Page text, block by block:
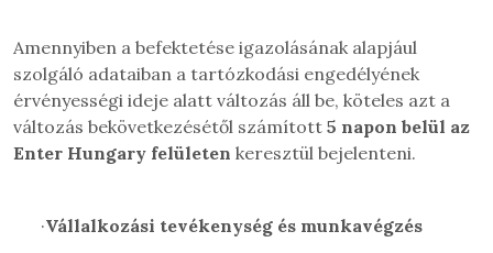
Amennyiben a befektetése igazolásának alapjául
szolgáló adataiban a tartózkodási engedélyének
érvényességi ideje alatt változás áll be, köteles azt a
változás bekövetkezésétől számított 5 napon belül az
Enter Hungary felületen keresztül bejelenteni.
·Vállalkozási tevékenység és munkavégzés